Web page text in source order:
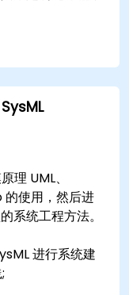
理 UML、
使用，然后进
系统工程方法。
进行系统建